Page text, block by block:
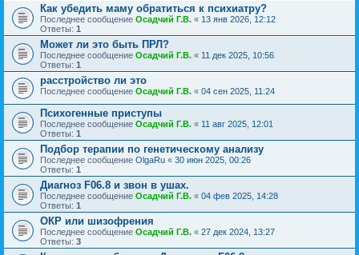
Как убедить маму обратиться к психиатру?
Последнее сообщение Осадчий Г.В. « 13 янв 2026, 12:12
Ответы: 1
Может ли это быть ПРЛ?
Последнее сообщение Осадчий Г.В. « 11 дек 2025, 10:56
Ответы: 1
расстройство ли это
Последнее сообщение Осадчий Г.В. « 04 сен 2025, 11:24
Психогенные приступы
Последнее сообщение Осадчий Г.В. « 11 авг 2025, 12:01
Ответы: 1
Подбор терапии по генетическому анализу
Последнее сообщение OlgaRu « 30 июн 2025, 00:26
Ответы: 1
Диагноз F06.8 и звон в ушах.
Последнее сообщение Осадчий Г.В. « 04 фев 2025, 14:28
Ответы: 1
ОКР или шизофрения
Последнее сообщение Осадчий Г.В. « 27 дек 2024, 13:27
Ответы: 3